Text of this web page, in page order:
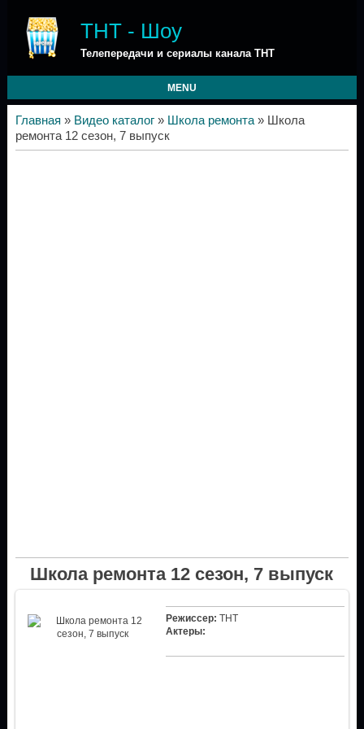
ТНТ - Шоу
Телепередачи и сериалы канала ТНТ
MENU
Главная » Видео каталог» Школа ремонта» Школа
ремонта 12 сезон, 7 выпуск
Школа ремонта 12 сезон, 7 выпуск
Режиссер: ТНТ
Актеры: